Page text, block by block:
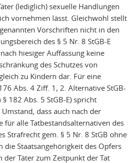
(lediglich) sexuelle Handlungen
vornehmen lässt. Gleichwohl stellt
Vorschriften nicht in den
des § 5 Nr. 8 StGB-E
hiesiger Auffassung keine
des Schutzes von
zu Kindern dar. Für eine
Abs. 4 Ziff. 1, 2. Alternative StGB-
182 Abs. 5 StGB-E) spricht
dass auch nach der
für alle Tatbestandsalternativen des
Strafrecht gem. § 5 Nr. 8 StGB ohne
die Staatsangehörigkeit des Opfers
der Täter zum Zeitpunkt der Tat